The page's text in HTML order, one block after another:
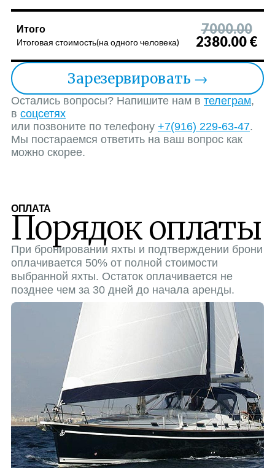
Итого
Итоговая стоимость(на одного человека)
7000.00
2380.00 €
Зарезервировать →
Остались вопросы? Напишите нам в телеграм,
в соцсетях
или позвоните по телефону +7(916) 229-63-47.
Мы постараемся ответить на ваш вопрос как
можно скорее.
ОПЛАТА
Порядок оплаты
При бронировании яхты и подтверждении брони
оплачивается 50% от полной стоимости
выбранной яхты. Остаток оплачивается не
позднее чем за 30 дней до начала аренды.